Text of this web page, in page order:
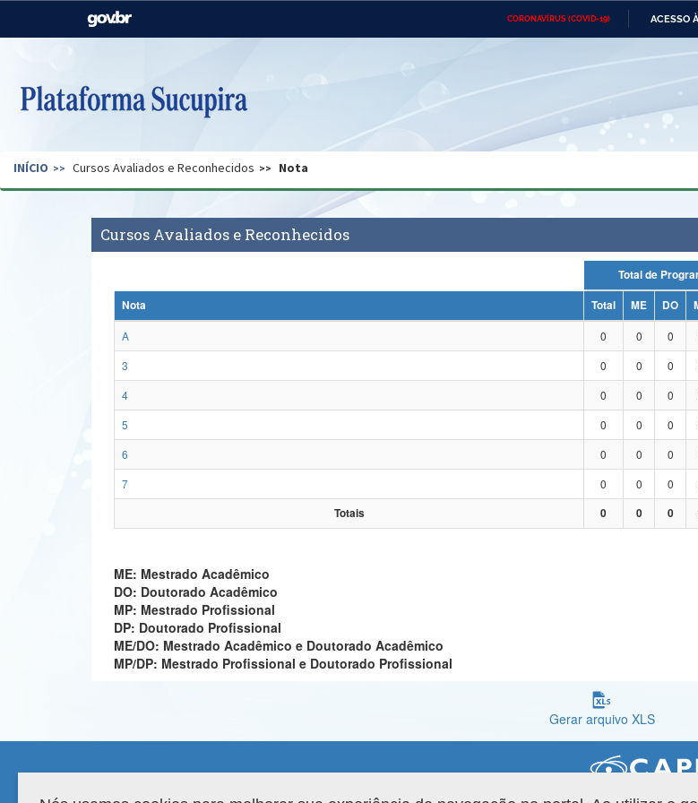
CORONAVÍRUS (COVID-19) ACESSO
Casa Civil Ministério das
Pecuária e Abastecimento
Ministério do Desenvolvimento
Regional
Secretaria de Governo Gabinete de Segurança Advocacia-Geral da União Banco Central do
INÍCIO Cursos Avaliados e Reconhecidos Nota
Cursos Avaliados e Reconhecidos
Nota
Total ME DO
A
0 0 0
3
0 0 0
4
0 0 0
5
0 0 0
6
0 0 0
7
0 0 0
Totais
0 0 0
ME: Mestrado Acadêmico
DO: Doutorado Acadêmico
MP: Mestrado Profissional
DP: Doutorado Profissional
ME/DO: Mestrado Acadêmico e Doutorado Acadêmico
MP/DP: Mestrado Profissional e Doutorado Profissional
Gerar arquivo XLS